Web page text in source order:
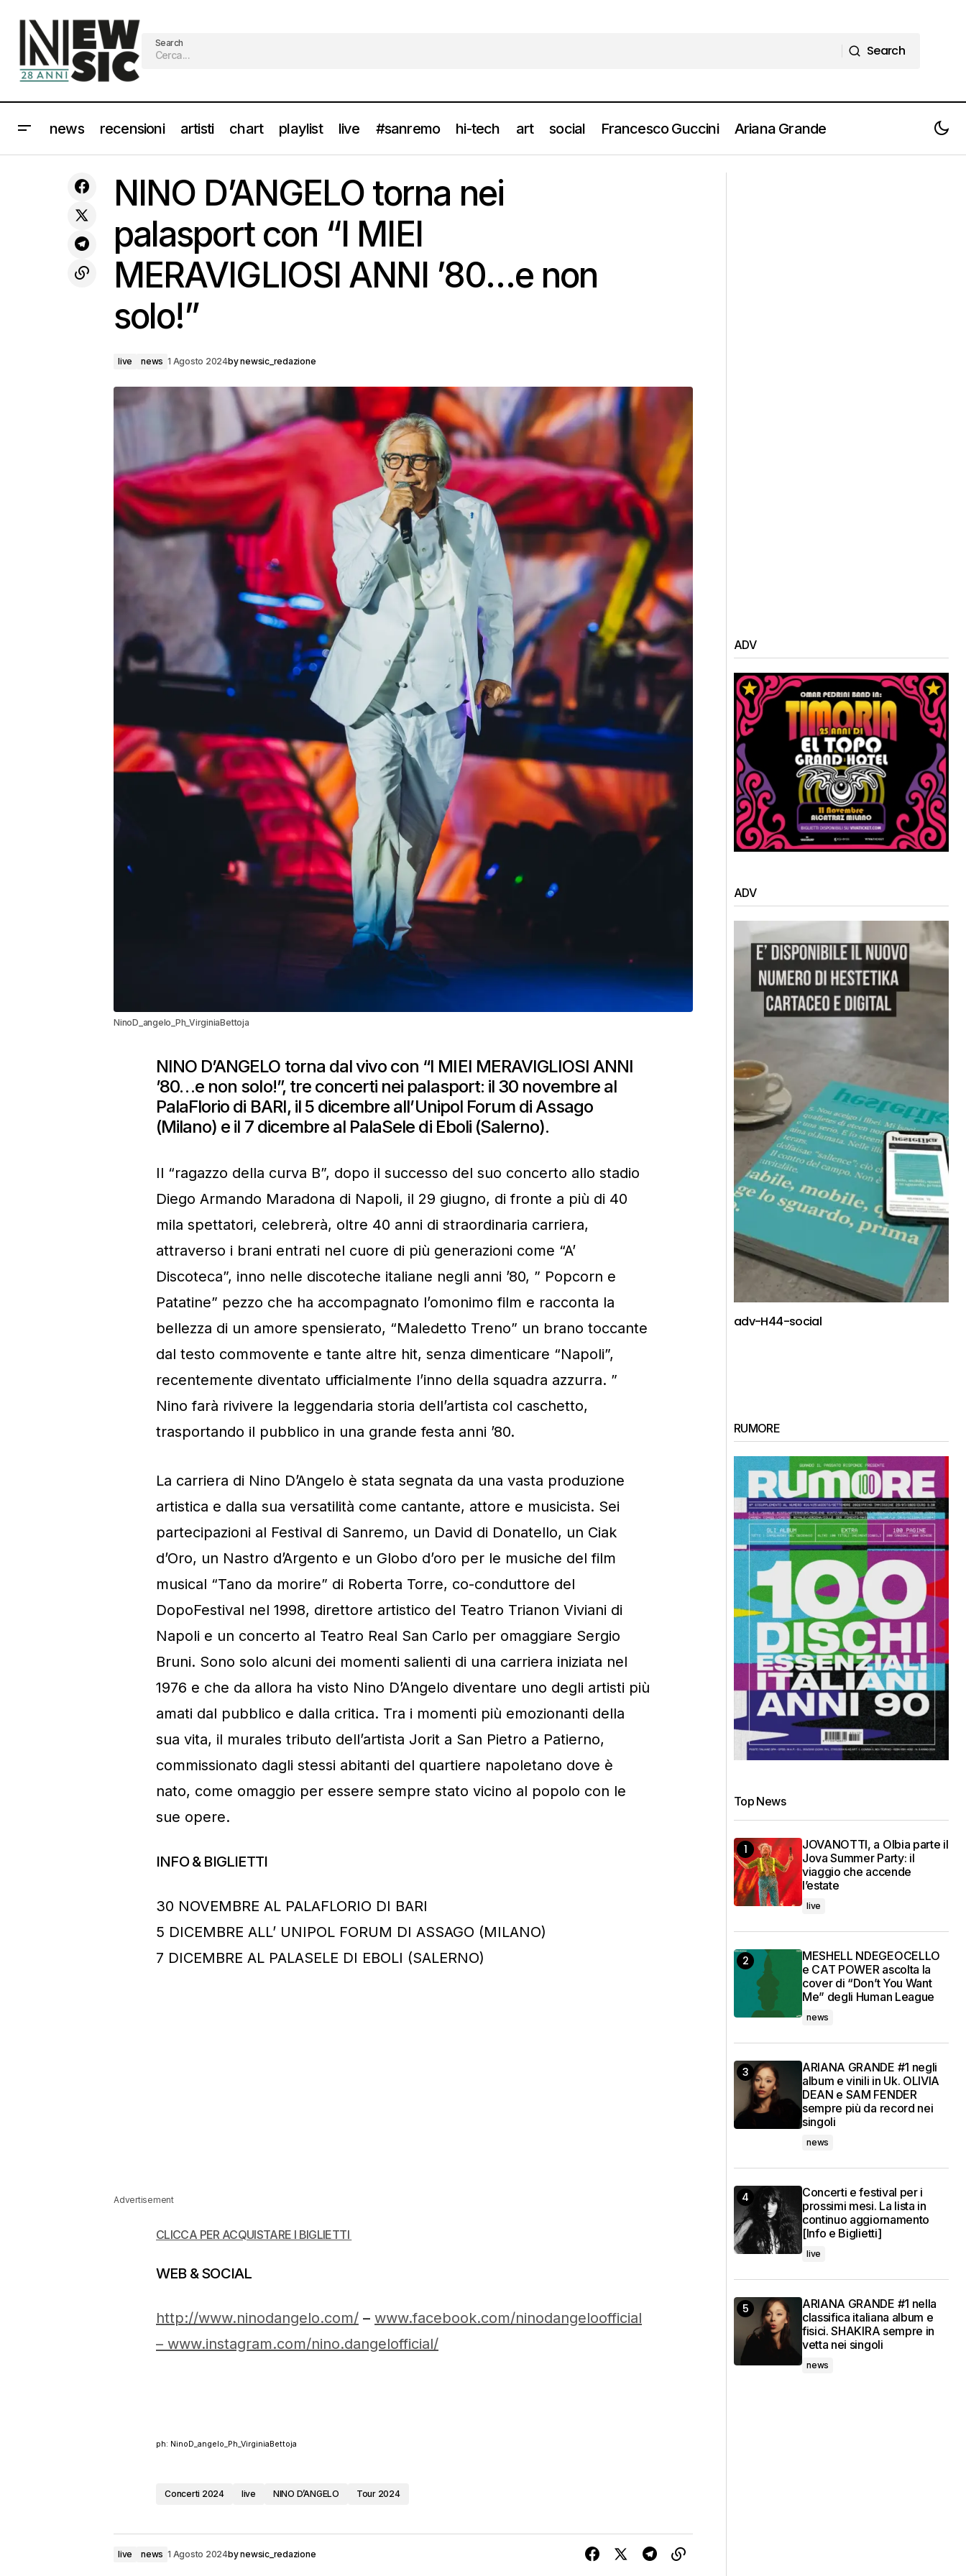
Search
Search
news recensioni artisti chart playlist live #sanremo hi-tech art social Francesco Guccini Ariana Grande
inediti “NO NAME”
NINO D’ANGELO torna nei palasport con “I MIEI MERAVIGLIOSI ANNI ’80…e non solo!”
NINO D’ANGELO torna nei
palasport con “I MIEI
MERAVIGLIOSI ANNI ’80…e non
solo!”
live news 1 Agosto 2024bynewsic_redazione
NinoD_angelo_Ph_VirginiaBettoja
NINO D’ANGELO torna dal vivo con “I MIEI MERAVIGLIOSI ANNI
’80…e non solo!”, tre concerti nei palasport: il 30 novembre al
PalaFlorio di BARI, il 5 dicembre all’Unipol Forum di Assago
(Milano) e il 7 dicembre al PalaSele di Eboli (Salerno).
Il “ragazzo della curva B”, dopo il successo del suo concerto allo stadio
Diego Armando Maradona di Napoli, il 29 giugno, di fronte a più di 40
mila spettatori, celebrerà, oltre 40 anni di straordinaria carriera,
attraverso i brani entrati nel cuore di più generazioni come “A’
Discoteca”, inno nelle discoteche italiane negli anni ’80, ” Popcorn e
Patatine” pezzo che ha accompagnato l’omonimo film e racconta la
bellezza di un amore spensierato, “Maledetto Treno” un brano toccante
dal testo commovente e tante altre hit, senza dimenticare “Napoli”,
recentemente diventato ufficialmente l’inno della squadra azzurra. ”
Nino farà rivivere la leggendaria storia dell’artista col caschetto,
trasportando il pubblico in una grande festa anni ’80.
La carriera di Nino D’Angelo è stata segnata da una vasta produzione
artistica e dalla sua versatilità come cantante, attore e musicista. Sei
partecipazioni al Festival di Sanremo, un David di Donatello, un Ciak
d’Oro, un Nastro d’Argento e un Globo d’oro per le musiche del film
musical “Tano da morire” di Roberta Torre, co-conduttore del
DopoFestival nel 1998, direttore artistico del Teatro Trianon Viviani di
Napoli e un concerto al Teatro Real San Carlo per omaggiare Sergio
Bruni. Sono solo alcuni dei momenti salienti di una carriera iniziata nel
1976 e che da allora ha visto Nino D’Angelo diventare uno degli artisti più
amati dal pubblico e dalla critica. Tra i momenti più emozionanti della
sua vita, il murales tributo dell’artista Jorit a San Pietro a Patierno,
commissionato dagli stessi abitanti del quartiere napoletano dove è
nato, come omaggio per essere sempre stato vicino al popolo con le
sue opere.
INFO & BIGLIETTI
30 NOVEMBRE AL PALAFLORIO DI BARI
5 DICEMBRE ALL’ UNIPOL FORUM DI ASSAGO (MILANO)
7 DICEMBRE AL PALASELE DI EBOLI (SALERNO)
Advertisement
CLICCA PER ACQUISTARE I BIGLIETTI
WEB & SOCIAL
http://www.ninodangelo.com/ – www.facebook.com/ninodangeloofficial
– www.instagram.com/nino.dangelofficial/
ph: NinoD_angelo_Ph_VirginiaBettoja
Concerti 2024 live NINO D’ANGELO Tour 2024
live news 1 Agosto 2024bynewsic_redazione
ADV
ADV
adv-H44-social
RUMORE
Top News
JOVANOTTI, a Olbia parte il
Jova Summer Party: il
viaggio che accende
l’estate
live
MESHELL NDEGEOCELLO
e CAT POWER ascolta la
cover di “Don’t You Want
Me” degli Human League
news
ARIANA GRANDE #1 negli
album e vinili in Uk. OLIVIA
DEAN e SAM FENDER
sempre più da record nei
singoli
news
Concerti e festival per i
prossimi mesi. La lista in
continuo aggiornamento
[Info e Biglietti]
live
ARIANA GRANDE #1 nella
classifica italiana album e
fisici. SHAKIRA sempre in
vetta nei singoli
news